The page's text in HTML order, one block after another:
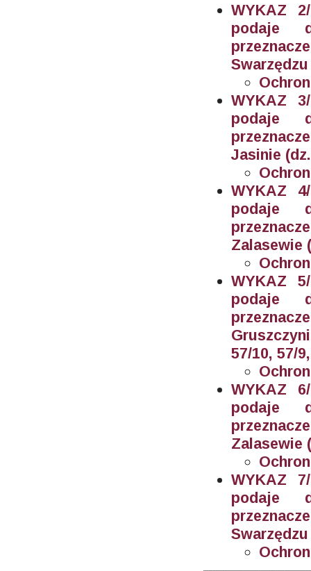
WYKAZ
podaje
WYKAZ
podaje
Jasinie
WYKAZ
podaje
Zalasewie
WYKAZ
podaje
57/10, 57/
WYKAZ
podaje
Zalasewie
WYKAZ
podaje